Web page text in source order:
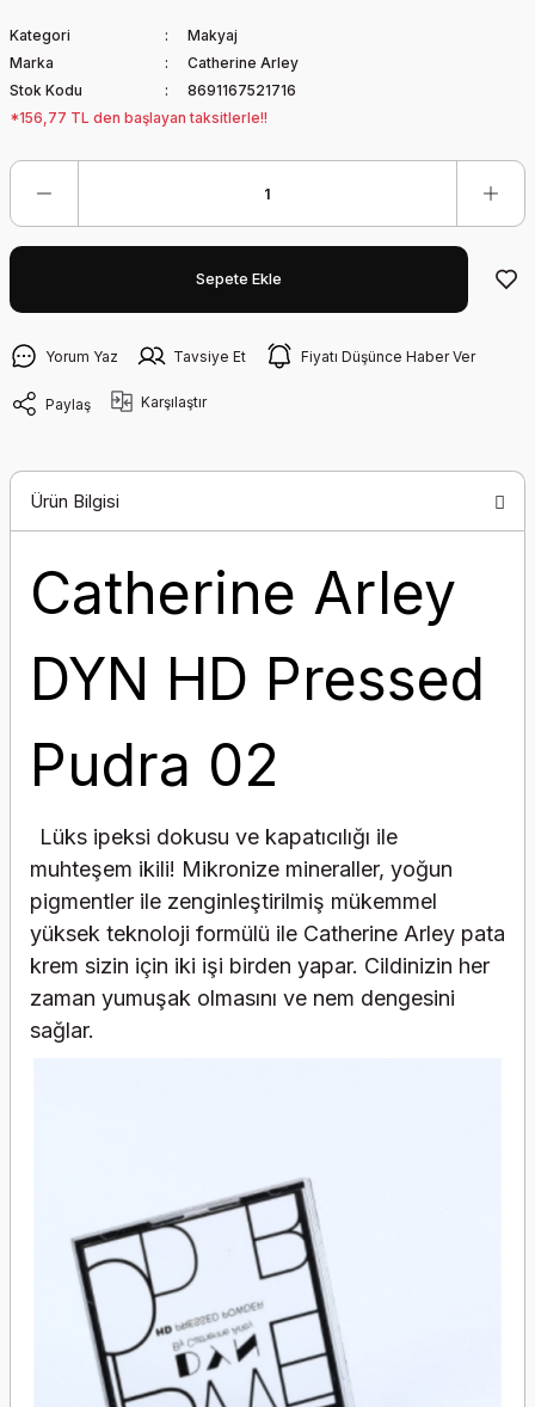
Kategori
Makyaj
Marka
Catherine Arley
Stok Kodu
8691167521716
*156,77 TL den başlayan taksitlerle!!
Sepete Ekle
Yorum Yaz Tavsiye Et Fiyatı Düşünce Haber Ver
Paylaş Karşılaştır
Ürün Bilgisi
Catherine Arley
DYN HD Pressed
Pudra 02
Lüks ipeksi dokusu ve kapatıcılığı ile
muhteşem ikili! Mikronize mineraller, yoğun
pigmentler ile zenginleştirilmiş mükemmel
yüksek teknoloji formülü ile Catherine Arley pata
krem sizin için iki işi birden yapar. Cildinizin her
zaman yumuşak olmasını ve nem dengesini
sağlar.